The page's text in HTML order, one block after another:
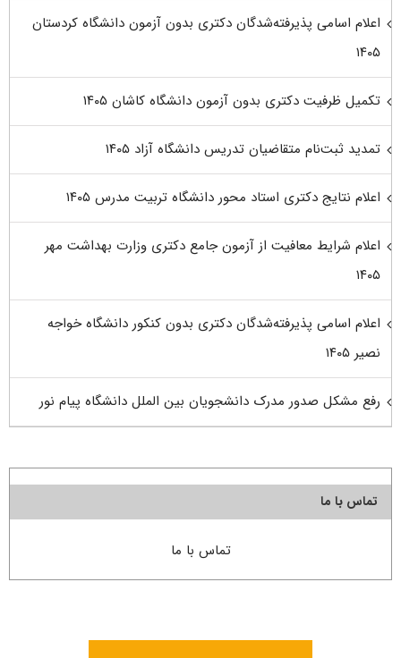
اعلام اسامی پذیرفته‌شدگان دکتری بدون آزمون دانشگاه کردستان
۱۴۰۵
تکمیل ظرفیت دکتری بدون آزمون دانشگاه کاشان ۱۴۰۵
تمدید ثبت‌نام متقاضیان تدریس دانشگاه آزاد ۱۴۰۵
اعلام نتایج دکتری استاد محور دانشگاه تربیت مدرس ۱۴۰۵
اعلام شرایط معافیت از آزمون جامع دکتری وزارت بهداشت مهر
۱۴۰۵
اعلام اسامی پذیرفته‌شدگان دکتری بدون کنکور دانشگاه خواجه
نصیر ۱۴۰۵
رفع مشکل صدور مدرک دانشجویان بین الملل دانشگاه پیام نور
تماس با ما
تماس با ما